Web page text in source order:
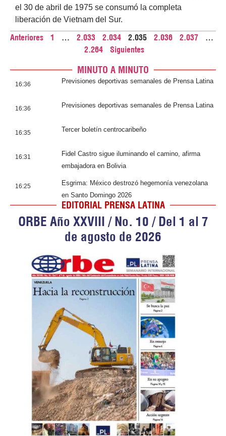
el 30 de abril de 1975 se consumó la completa
liberación de Vietnam del Sur.
Anteriores 1 … 2.033 2.034 2.035 2.036 2.037
…
2.264
Siguientes
MINUTO A MINUTO
16:36 Previsiones deportivas semanales de Prensa Latina
16:36 Previsiones deportivas semanales de Prensa Latina
16:35 Tercer boletín centrocaribeño
16:31
Fidel Castro sigue iluminando el camino, afirma
embajadora en Bolivia
16:25
Esgrima: México destrozó hegemonía venezolana
en Santo Domingo 2026
EDITORIAL PRENSA LATINA
ORBE Año XXVIII / No. 10 / Del 1 al 7
de agosto de 2026